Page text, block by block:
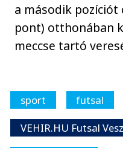
a második
pont) otthonában
meccse tartó
sport
futsal
VEHIR.HU Futsal